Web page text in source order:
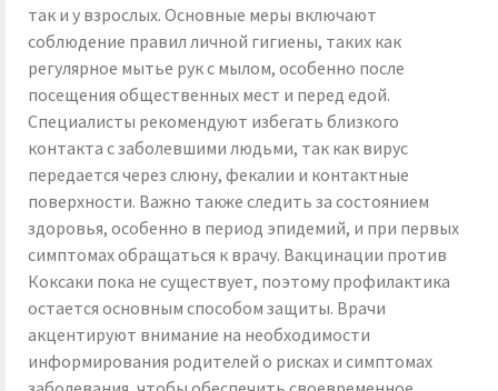
так и у взрослых. Основные меры включают
соблюдение правил личной гигиены, таких как
регулярное мытье рук с мылом, особенно после
посещения общественных мест и перед едой.
Специалисты рекомендуют избегать близкого
контакта с заболевшими людьми, так как вирус
передается через слюну, фекалии и контактные
поверхности. Важно также следить за состоянием
здоровья, особенно в период эпидемий, и при первых
симптомах обращаться к врачу. Вакцинации против
Коксаки пока не существует, поэтому профилактика
остается основным способом защиты. Врачи
акцентируют внимание на необходимости
информирования родителей о рисках и симптомах